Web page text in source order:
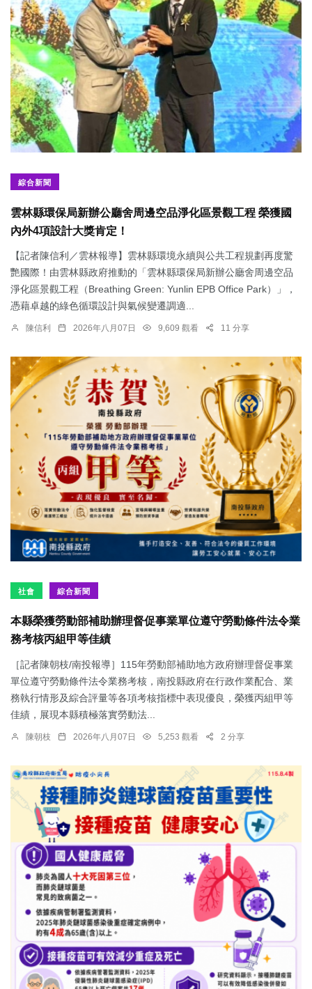
綜合新聞
雲林縣環保局新辦公廳舍周邊空品淨化區景觀工程 榮獲國
內外4項設計大獎肯定！
【記者陳信利／雲林報導】雲林縣環境永續與公共工程規劃再度驚
艷國際！由雲林縣政府推動的「雲林縣環保局新辦公廳舍周邊空品
淨化區景觀工程（Breathing Green: Yunlin EPB Office Park）」，
憑藉卓越的綠色循環設計與氣候變遷調適...
陳信利 2026年八月07日 9,609 觀看 11 分享
社會 綜合新聞
本縣榮獲勞動部補助辦理督促事業單位遵守勞動條件法令業
務考核丙組甲等佳績
［記者陳朝枝/南投報導］115年勞動部補助地方政府辦理督促事業
單位遵守勞動條件法令業務考核，南投縣政府在行政作業配合、業
務執行情形及綜合評量等各項考核指標中表現優良，榮獲丙組甲等
佳績，展現本縣積極落實勞動法...
陳朝枝 2026年八月07日 5,253 觀看 2 分享